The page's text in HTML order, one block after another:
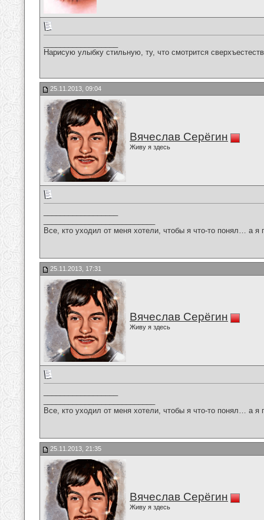
Нарисую улыбку стильную, ту, что смотрится
25.11.2013, 09:04
Вячеслав Серёгин
Живу я здесь
Все, кто уходил от меня хотели, чтобы я что-то понял… а
25.11.2013, 17:31
Вячеслав Серёгин
Живу я здесь
Все, кто уходил от меня хотели, чтобы я что-то понял… а
25.11.2013, 21:35
Вячеслав Серёгин
Живу я здесь